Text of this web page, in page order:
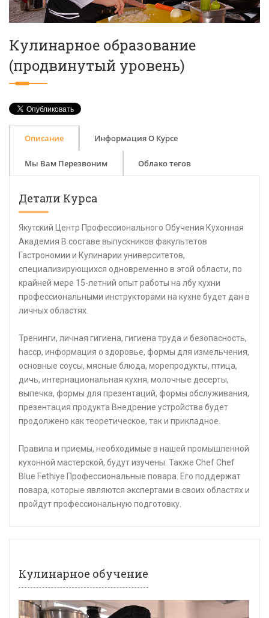
Кулинарное образование
(продвинутый уровень)
Описание Информация О Курсе
Мы Вам Перезвоним Облако тегов
Детали Курса
Якутский Центр Профессионального Обучения Кухонная
Академия В составе выпускников факультетов
Гастрономии и Кулинарии университетов,
специализирующихся одновременно в этой области, по
крайней мере 15-летний опыт работы на лбу кухни
профессиональными инструкторами на кухне будет дан в
личных областях.
Тренинги, личная гигиена, гигиена труда и безопасность,
haccp, информация о здоровье, формы для измельчения,
основные соусы, мясные блюда, морепродукты, птица,
дичь, интернациональная кухня, молочные десерты,
выпечка, формы для презентаций, формы обслуживания,
презентация продукта Внедрение устройства будет
продолжено как теоретическое, так и прикладное.
Правила и приемы, необходимые в нашей промышленной
кухонной мастерской, будут изучены. Также Chef Chef
Blue Fethiye Профессиональные повара. Его поддержат
повара, которые являются экспертами в своих областях и
пройдут профессиональную подготовку.
Кулинарное обучение